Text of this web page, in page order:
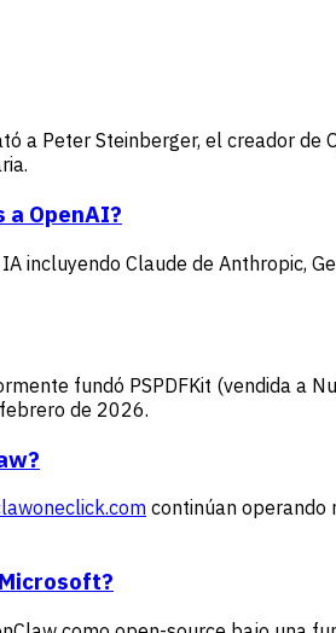
a Peter Steinberger, el creador
OpenAI?
incluyendo Claude de Anthropic,
fundó PSPDFKit (vendida a
de 2026.
continúan operando